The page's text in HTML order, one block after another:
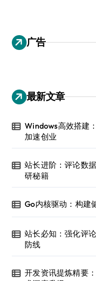
广告
最新文章
Windows高效搭建
加速创业
站长进阶：评论数
研秘籍
Go内核驱动：构建
站长必知：强化评
防线
开发资讯提炼精要